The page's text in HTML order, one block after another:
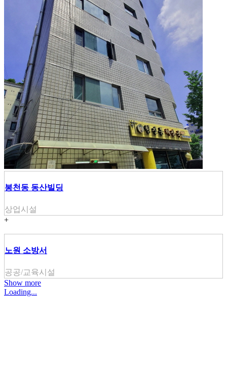
봉천동 동산빌딩
상업시설
+
노원 소방서
공공/교육시설
Show more
Loading...